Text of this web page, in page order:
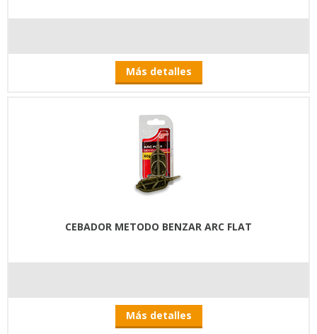
Más detalles
CEBADOR METODO BENZAR ARC FLAT
Más detalles